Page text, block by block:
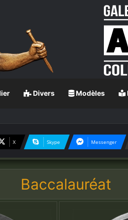
Divers Modèles
X Skype Messenger
Baccalauréat